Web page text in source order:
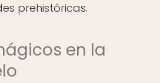
prehistóricas.
en la